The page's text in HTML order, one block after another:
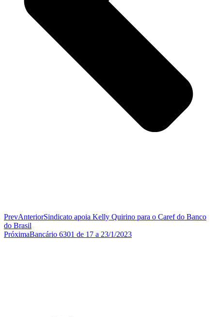
PrevAnteriorSindicato apoia Kelly Quirino para o Caref do Banco
do Brasil
PróximaBancário 6301 de 17 a 23/1/2023